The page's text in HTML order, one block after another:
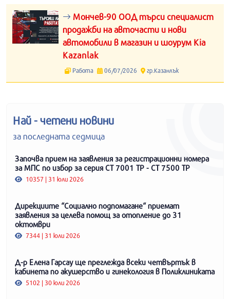
Мончев-90 ООД търси специалист
продажби на авточасти и нови
автомобили в магазин и шоурум Kia
Kazanlak
Работа 06/07/2026 гр.Казанлък
Най - четени новини
за последната седмица
Започва прием на заявления за регистрационни номера
за МПС по избор за серия СТ 7001 ТР - СТ 7500 ТР
10357 | 31 юли 2026
Дирекциите “Социално подпомагане“ приемат
заявления за целева помощ за отопление до 31
октомври
7344 | 31 юли 2026
Д-р Елена Гарсау ще преглежда всеки четвъртък в
кабинета по акушерство и гинекология в Поликлиниката
5102 | 30 юли 2026